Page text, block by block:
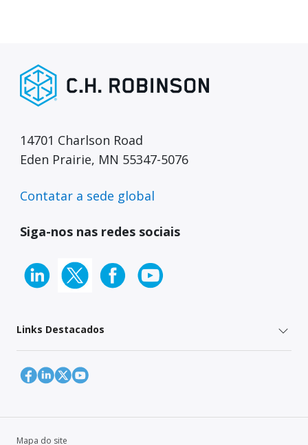
14701 Charlson Road
Eden Prairie, MN 55347-5076
Contatar a sede global
Siga-nos nas redes sociais
Links Destacados
Mapa do site